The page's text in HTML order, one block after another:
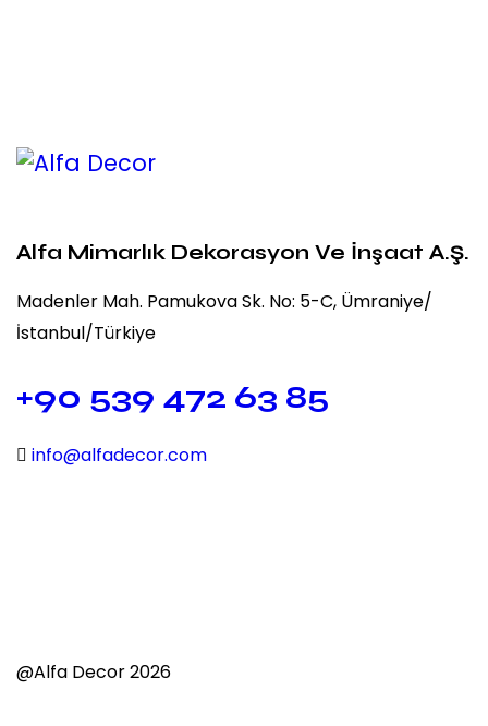
Alfa Mimarlık Dekorasyon Ve İnşaat A.Ş.
Madenler Mah. Pamukova Sk. No: 5-C, Ümraniye/
İstanbul/Türkiye
+90 539 472 63 85
info@alfadecor.com
@Alfa Decor 2026